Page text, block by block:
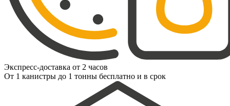
Экспресс-доставка от 2 часов
От 1 канистры до 1 тонны бесплатно и в срок